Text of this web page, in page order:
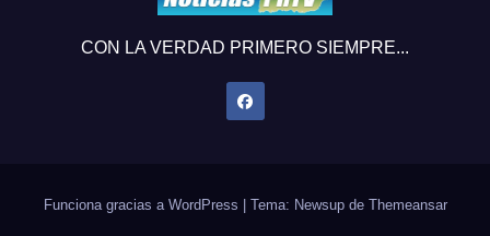
CON LA VERDAD PRIMERO SIEMPRE...
Funciona gracias a WordPress Tema: Newsup de Themeansar